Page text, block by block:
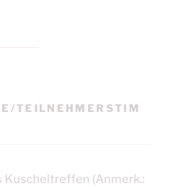
TEILNEHMERSTIM
Kuscheltreffen (Anmerk.: